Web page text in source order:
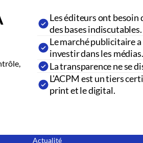
Les éditeurs ont besoin
des bases indiscutables.
Le marché publicitaire
investir dans les médias.
La transparence ne se
L'ACPM est un tiers
print et le digital.
Actualité